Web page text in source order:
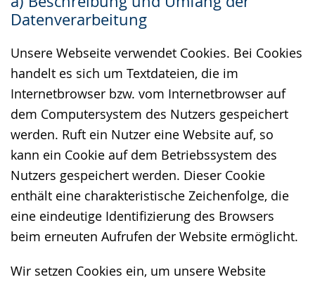
Datenverarbeitung
Unsere Webseite verwendet Cookies. Bei Cookies
handelt es sich um Textdateien, die im
Internetbrowser bzw. vom Internetbrowser auf
dem Computersystem des Nutzers gespeichert
werden. Ruft ein Nutzer eine Website auf, so
kann ein Cookie auf dem Betriebssystem des
Nutzers gespeichert werden. Dieser Cookie
enthält eine charakteristische Zeichenfolge, die
eine eindeutige Identifizierung des Browsers
beim erneuten Aufrufen der Website ermöglicht.
Wir setzen Cookies ein, um unsere Website
wechseln.
Deutscher
wird
angezeigt.